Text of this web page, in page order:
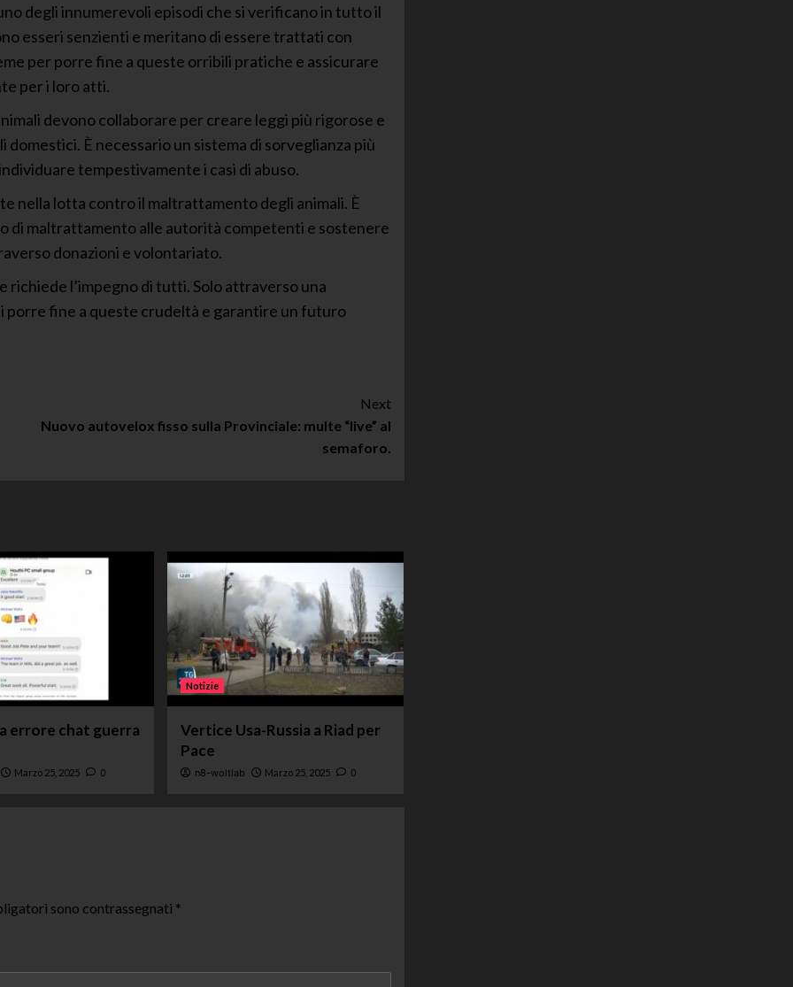
degli innumerevoli episodi che si verificano in tutto il
esseri senzienti e meritano di essere trattati con
per porre fine a queste orribili pratiche e assicurare
per i loro atti.
devono collaborare per creare leggi più rigorose e
È necessario un sistema di sorveglianza più
tempestivamente i casi di abuso.
nella lotta contro il maltrattamento degli animali. È
di maltrattamento alle autorità competenti e sostenere
donazioni e volontariato.
richiede l’impegno di tutti. Solo attraverso una
porre fine a queste crudeltà e garantire un futuro
Next
Nuovo autovelox fisso sulla Provinciale: multe “live” al
semaforo.
errore chat guerra
Marzo 25, 2025 0
Notizie
Vertice Usa-Russia a Riad per
Pace
n8-woltlab Marzo 25, 2025 0
sono contrassegnati *